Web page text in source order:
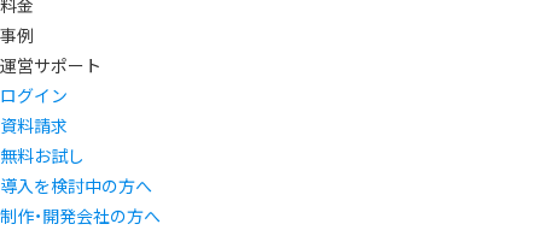
料金
事例
運営サポート
ログイン
資料請求
無料お試し
導入を検討中の方へ
制作・開発会社の方へ